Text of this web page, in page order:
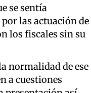
se sentía
las actuación de
los fiscales sin su
normalidad de ese
a cuestiones